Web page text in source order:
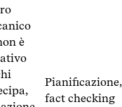
è
Pianificazione,
fact checking